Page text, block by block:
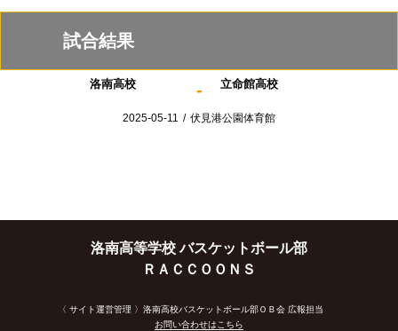
試合結果
洛南高校 - 立命館高校
2025-05-11 / 伏見港公園体育館
洛南高等学校 バスケットボール部
ＲＡＣＣＯＯＮＳ
〈 サイト運営管理 〉洛南高校バスケットボール部ＯＢ会 広報担当
お問い合わせはこちら